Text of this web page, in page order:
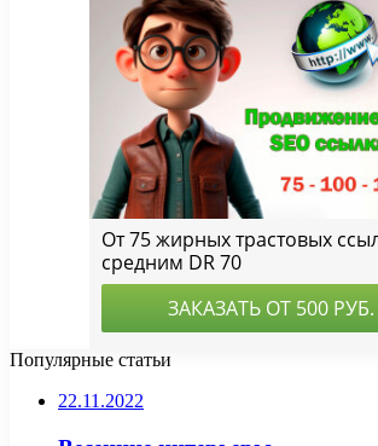
Популярные статьи
22.11.2022